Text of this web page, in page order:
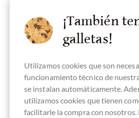
Antica Torroneria
¡También
galletas!
Utilizamos cookies que son
funcionamiento técnico de
se instalan automáticamente.
utilizamos cookies que tienen
facilitarle la compra con nosotros.